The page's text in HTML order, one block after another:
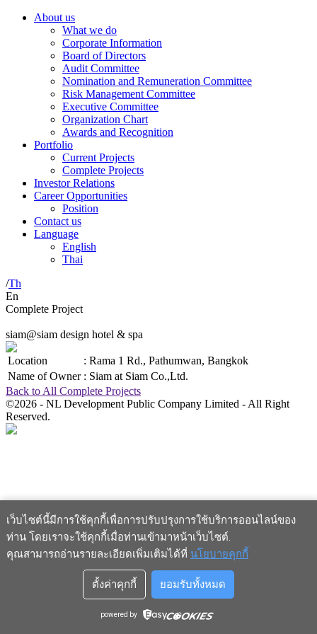
About us
What we do
Corporate Information
Board of Directors
Audit Committee
Nomination and Remuneration Committee
Risk Management Committee
Executive Committee
Organization Chart
Awards and Recognition
Portfolio
Current Projects
Complete Projects
Investor Relations
Career Opportunities
Position
Contact us
Language
English
Thai
Th
/
En
Complete Project
siam@siam design hotel & spa
Location : Rama 1 Rd., Pathumwan, Bangkok
Name of Owner : Siam at Siam Co.,Ltd.
Back to All Complete Projects
©2026 - NL Development Public Company Limited - All Right
Reserved.
เว็บไซต์นี้มีการใช้คุกกี้เพื่อการปรับปรุงการใช้บริการออนไลน์ของ
ท่าน โดยเราจะใช้คุกกี้เมื่อท่านเข้ามาหน้าเว็บไซต์.
คุณสามารถอ่านรายละเอียดเพิ่มเติมได้ที่ นโยบายคุกกี้
ตั้งค่าคุกกี้ ยอมรับทั้งหมด
powered by